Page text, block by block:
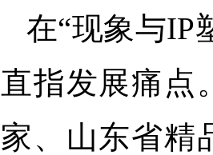
在“现象与IP
直指发展痛点
家、山东省精